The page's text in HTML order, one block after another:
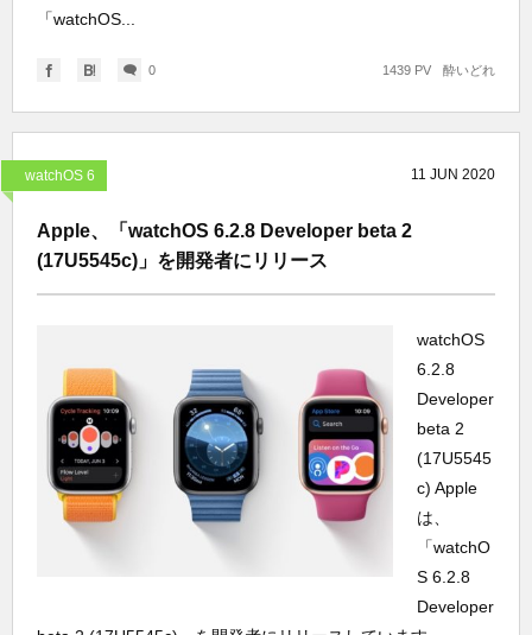
「watchOS...
0 酔いどれ
1439 PV
watchOS 6 11 JUN 2020
Apple、「watchOS 6.2.8 Developer beta 2
(17U5545c)」を開発者にリリース
watchOS
6.2.8
Developer
beta 2
(17U5545
c) Apple
は、
「watchO
S 6.2.8
Developer